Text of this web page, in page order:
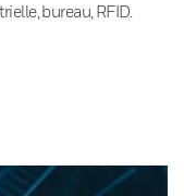
bureau, RFID.